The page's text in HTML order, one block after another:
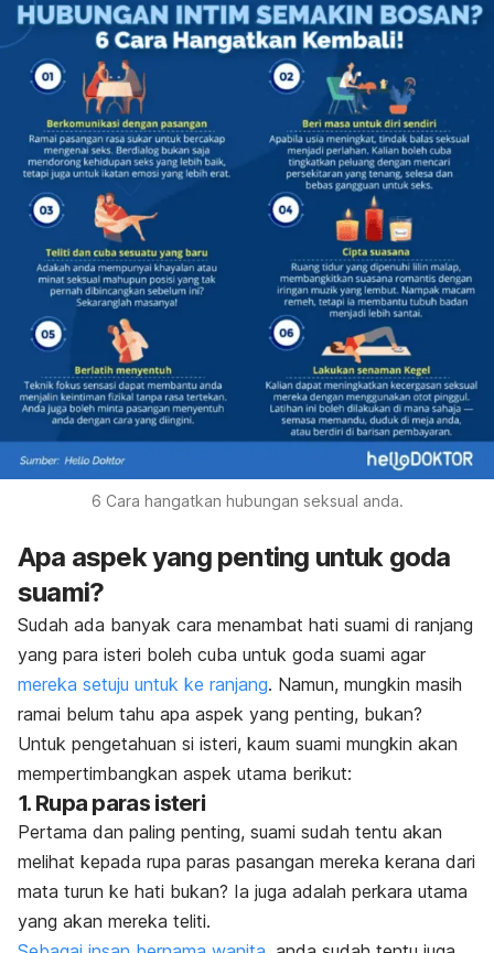
6 Cara hangatkan hubungan seksual anda.
Apa aspek yang penting untuk goda
suami?
Sudah ada banyak cara menambat hati suami di ranjang
yang para isteri boleh cuba untuk goda suami agar
mereka setuju untuk ke ranjang. Namun, mungkin masih
ramai belum tahu apa aspek yang penting, bukan?
Untuk pengetahuan si isteri, kaum suami mungkin akan
mempertimbangkan aspek utama berikut:
1. Rupa paras isteri
Pertama dan paling penting, suami sudah tentu akan
melihat kepada rupa paras pasangan mereka kerana dari
mata turun ke hati bukan? Ia juga adalah perkara utama
yang akan mereka teliti.